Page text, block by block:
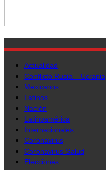
Actualidad
Conflicto Rusia – Ucrania
Mexicanos
Latinos
Nación
Latinoamérica
Internacionales
Coronavirus
Coronavirus-Salud
Elecciones